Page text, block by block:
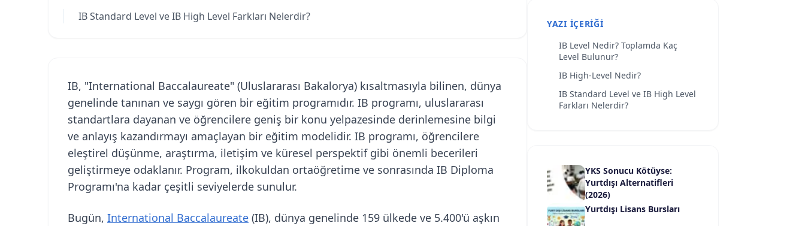
IB Standard Level ve IB High Level Farkları Nelerdir?
IB, "International Baccalaureate" (Uluslararası Bakalorya) kısaltmasıyla bilinen, dünya
genelinde tanınan ve saygı gören bir eğitim programıdır. IB programı, uluslararası
standartlara dayanan ve öğrencilere geniş bir konu yelpazesinde derinlemesine bilgi
ve anlayış kazandırmayı amaçlayan bir eğitim modelidir. IB programı, öğrencilere
eleştirel düşünme, araştırma, iletişim ve küresel perspektif gibi önemli becerileri
geliştirmeye odaklanır. Program, ilkokuldan ortaöğretime ve sonrasında IB Diploma
Programı'na kadar çeşitli seviyelerde sunulur.
Bugün, International Baccalaureate (IB), dünya genelinde 159 ülkede ve 5.400'ü aşkın
YAZI İÇERIĞI
IB Level Nedir? Toplamda Kaç
Level Bulunur?
IB High-Level Nedir?
IB Standard Level ve IB High Level
Farkları Nelerdir?
YKS Sonucu Kötüyse:
Yurtdışı Alternatifleri
(2026)
Yurtdışı Lisans Bursları